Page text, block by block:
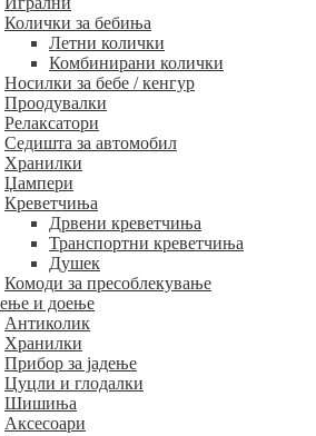
Колички за бебиња
Летни колички
Комбинирани колички
Носилки за бебе / кенгур
Проодувалки
Релаксатори
Седишта за автомобил
Хранилки
Џампери
Креветчиња
Дрвени креветчиња
Транспортни креветчиња
Душек
Комоди за пресоблекување
и доење
Антиколик
Хранилки
Прибор за јадење
Цуцли и глодалки
Шишиња
Аксесоари